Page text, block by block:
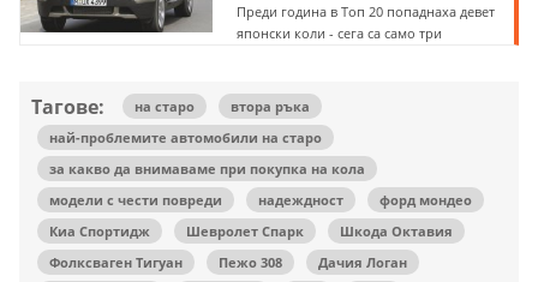
Преди година в Топ 20 попаднаха девет
японски коли - сега са само три
Тагове: на старо
втора ръка
най-проблемите автомобили на старо
за какво да внимаваме при покупка на кола
модели с чести повреди
надеждност
форд мондео
Киа Спортидж
Шевролет Спарк
Шкода Октавия
Фолксваген Тигуан
Пежо 308
Дачия Логан